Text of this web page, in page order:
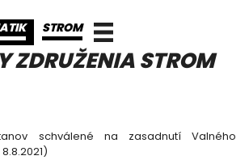
STROM
ZDRUŽENIA STROM
schválené na zasadnutí Valného